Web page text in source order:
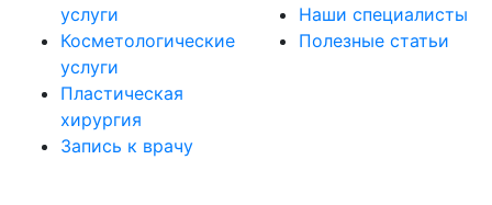
услуги
Косметологические
услуги
Пластическая
хирургия
Запись к врачу
Наши специалисты
Полезные статьи